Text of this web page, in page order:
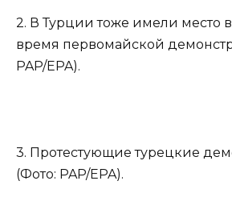
2. В Турции тоже имели место
время первомайской
PAP/EPA).
3. Протестующие турецкие
(Фото: PAP/EPA).